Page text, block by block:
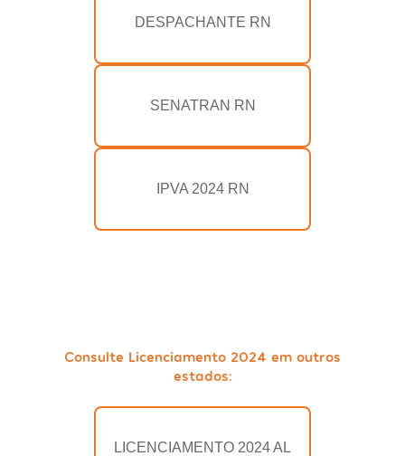
DESPACHANTE RN
SENATRAN RN
IPVA 2024 RN
Consulte Licenciamento 2024 em outros
estados:
LICENCIAMENTO 2024 AL